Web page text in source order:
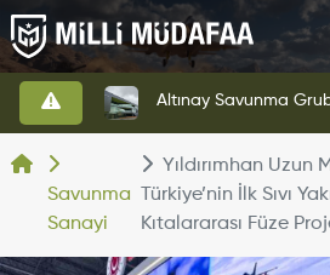
Altınay Savunma Grubu Yeni Yönetim Yapısına Geçti
Savunma
Sanayi
Yıldırımhan Uzun
Türkiye’nin İlk Sıvı
Kıtalararası Füze